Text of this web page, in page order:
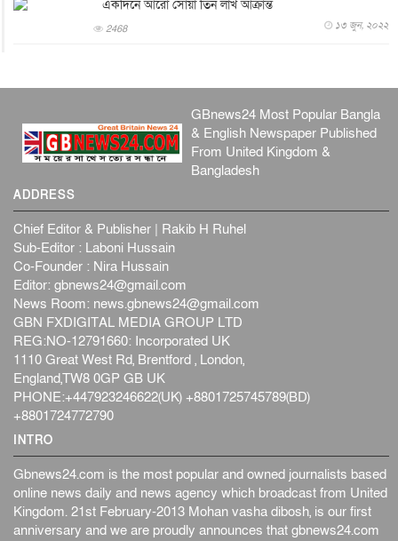
জাতীয় ৫ আগস্ট, ২০২৬
জনগণ পরিবর্তন চেয়েছে বলেই জুলাই আন্দোলন সফল :
প্রধানমন্ত্রী
জাতীয় ৫ আগস্ট, ২০২৬
বেনজীর আহমেদের সঙ্গে পরীমনির ঘনিষ্ঠ সম্পর্ক ছিল : নাসির
হরমুজ নিয়ে ইরান-মার্কিন চুক্তি হতে পারে আজ : মার্কিন অর্থমন...
আন্তর্জাতিক
পৃথিবীর দিকে আসছে বিধ্বংসী বস্তু, পারমাণবিক বোমা দিয়ে করা
হব...
আন্তর্জাতিক
কেনিয়ায় ১৫ হাতির রহস্যজনক মৃত্যু, সন্দেহের মুখে কীটনাশকের
ব্...
আন্তর্জাতিক
একদিনে আরো সোয়া তিন লাখ আক্রান্ত
2468 ১৩ জুন, ২০২২
GBnews24 Most Popular Bangla
& English Newspaper Published
From United Kingdom &
Bangladesh
ADDRESS
Chief Editor & Publisher | Rakib H Ruhel
Sub-Editor : Laboni Hussain
Co-Founder : Nira Hussain
Editor: gbnews24@gmail.com
News Room: news.gbnews24@gmail.com
GBN FXDIGITAL MEDIA GROUP LTD
REG:NO-12791660: Incorporated UK
1110 Great West Rd, Brentford , London,
England,TW8 0GP GB UK
PHONE:+447923246622(UK) +8801725745789(BD)
+8801724772790
INTRO
Gbnews24.com is the most popular and owned journalists based
online news daily and news agency which broadcast from United
Kingdom. 21st February-2013 Mohan vasha dibosh, is our first
anniversary and we are proudly announces that gbnews24.com